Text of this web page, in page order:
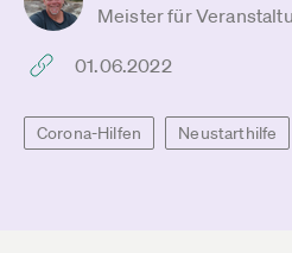
Meister für
01.06.2022
Corona-Hilfen Neustarthilfe